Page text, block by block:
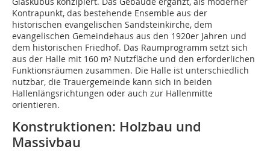
Kontrapunkt, das bestehende Ensemble aus der
historischen evangelischen Sandsteinkirche, dem
evangelischen Gemeindehaus aus den 1920er Jahren und
dem historischen Friedhof. Das Raumprogramm setzt sich
aus der Halle mit 160 m² Nutzfläche und den erforderlichen
Funktionsräumen zusammen. Die Halle ist unterschiedlich
nutzbar, die Trauergemeinde kann sich in beiden
Hallenlängsrichtungen oder auch zur Hallenmitte
orientieren.
Konstruktionen: Holzbau und
Massivbau